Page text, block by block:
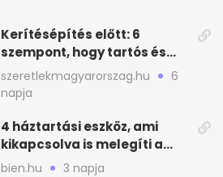
Kerítésépítés előtt: 6
szempont, hogy tartós és
praktikus legyen
szeretlekmagyarorszag.hu
6
napja
4 háztartási eszköz, ami
kikapcsolva is melegíti a
lakást
bien.hu 3 napja